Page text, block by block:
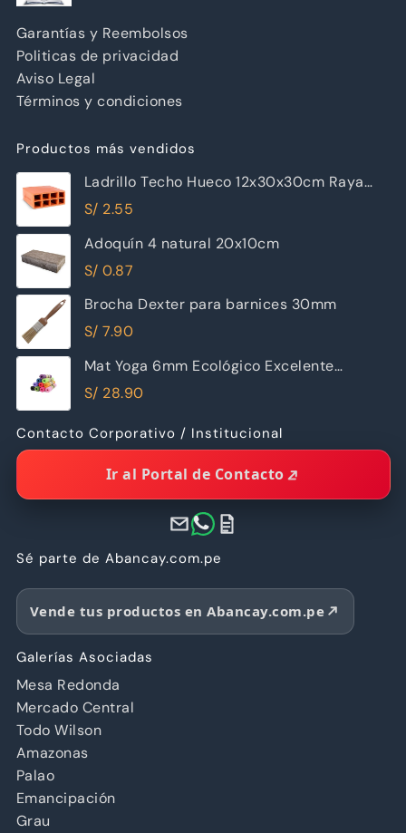
Garantías y Reembolsos
Politicas de privacidad
Aviso Legal
Términos y condiciones
Productos más vendidos
Ladrillo Techo Hueco 12x30x30cm Raya
Piramide
S/ 2.55
Adoquín 4 natural 20x10cm
S/ 0.87
Brocha Dexter para barnices 30mm
S/ 7.90
Mat Yoga 6mm Ecológico Excelente
Calidad
S/ 28.90
Contacto Corporativo / Institucional
Ir al Portal de Contacto
Sé parte de Abancay.com.pe
Vende tus productos en Abancay.com.pe
Galerías Asociadas
Mesa Redonda
Mercado Central
Todo Wilson
Amazonas
Palao
Emancipación
Grau